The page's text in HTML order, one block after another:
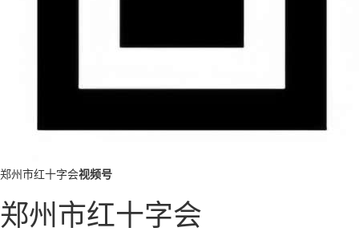
郑州市红十字会视频号
郑州市红十字会